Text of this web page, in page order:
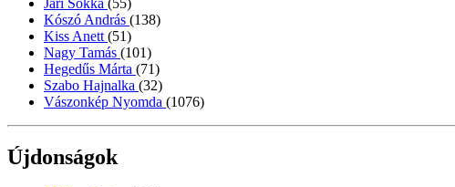
Jari Sokka (55)
Kószó András (138)
Kiss Anett (51)
Nagy Tamás (101)
Hegedűs Márta (71)
Szabo Hajnalka (32)
Vászonkép Nyomda (1076)
Újdonságok